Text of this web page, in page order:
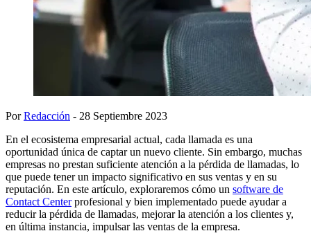
PorRedacción - 28 Septiembre 2023
En el ecosistema empresarial actual, cada llamada es una
oportunidad única de captar un nuevo cliente. Sin embargo, muchas
empresas no prestan suficiente atención a la pérdida de llamadas, lo
que puede tener un impacto significativo en sus ventas y en su
reputación. En este artículo, exploraremos cómo un software de
Contact Centerprofesional y bien implementado puede ayudar a
reducir la pérdida de llamadas, mejorar la atención a los clientes y,
en última instancia, impulsar las ventas de la empresa.